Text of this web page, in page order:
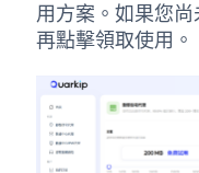
用方案。如果您
再點擊領取使用。